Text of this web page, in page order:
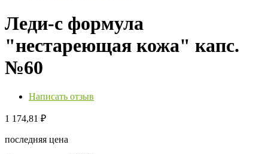
Леди-с формула
"нестареющая кожа" капс.
№60
Написать отзыв
1 174,81 ₽
последняя цена